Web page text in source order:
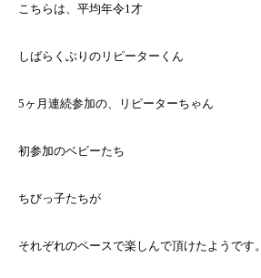
こちらは、平均年令1才
しばらくぶりのリピーターくん
5ヶ月連続参加の、リピーターちゃん
初参加のベビーたち
ちびっ子たちが
それぞれのペースで楽しんで頂けたようです。